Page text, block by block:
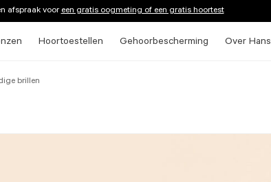
afspraak vooreen gratis oogmeting of een gratis hoortest
Hoortoestellen Gehoorbescherming Over Hans
brillen